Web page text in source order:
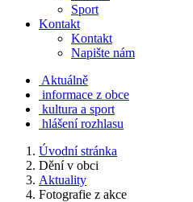
Sport
Kontakt
Kontakt
Napište nám
Aktuálně
informace z obce
kultura a sport
hlášení rozhlasu
Úvodní stránka
Dění v obci
Aktuality
Fotografie z akce